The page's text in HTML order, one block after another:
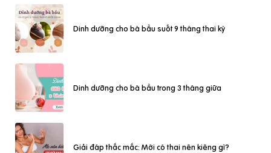
Dinh dưỡng cho bà bầu suốt 9 tháng thai kỳ
Dinh dưỡng cho bà bầu trong 3 tháng giữa
Giải đáp thắc mắc: Mới có thai nên kiêng gì?